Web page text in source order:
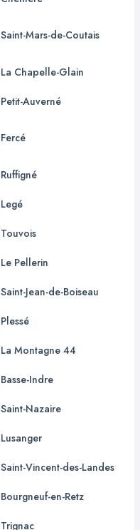
Saint-Mars-de-Coutais
La Chapelle-Glain
Petit-Auverné
Fercé
Ruffigné
Legé
Touvois
Le Pellerin
Saint-Jean-de-Boiseau
Plessé
La Montagne 44
Basse-Indre
Saint-Nazaire
Lusanger
Saint-Vincent-des-Landes
Bourgneuf-en-Retz
Trignac